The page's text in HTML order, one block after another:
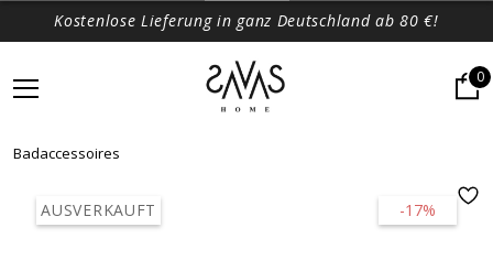
Kostenlose Lieferung in ganz Deutschland ab 80 €!
0
Badaccessoires
-17%
AUSVERKAUFT